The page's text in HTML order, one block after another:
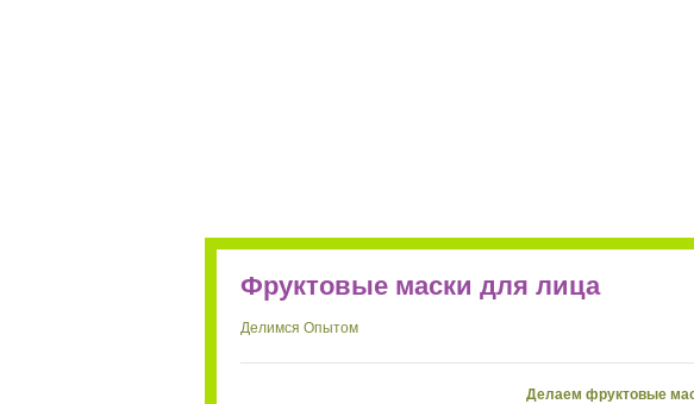
Фруктовые маски для лица
Делимся Опытом
Делаем фруктовые